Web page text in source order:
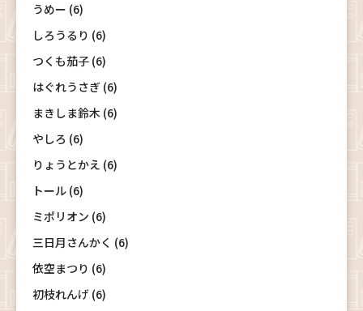
うめー (6)
しろうるり (6)
つくも茄子 (6)
はぐれうさぎ (6)
まきしま鈴木 (6)
やしろ (6)
りょうとかえ (6)
トール (6)
ミポリオン (6)
三日月さんかく (6)
依空まつり (6)
初枝れんげ (6)